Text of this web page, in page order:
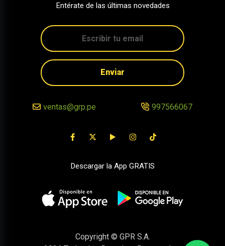
Entérate de las últimas novedades
Enviar
ventas@grp.pe 997566067
Descargar la App GRATIS
Copyright © GPR S.A.